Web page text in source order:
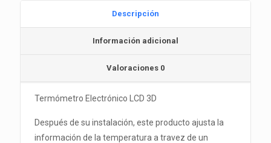
Descripción
Información adicional
Valoraciones 0
Termómetro Electrónico LCD 3D
Después de su instalación, este producto ajusta la
información de la temperatura a travez de un